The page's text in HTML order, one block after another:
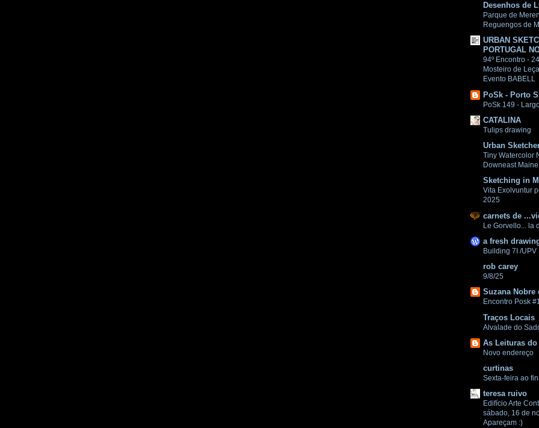
Desenhos de
Parque de
Reguengos de
URBAN
PORTUGAL
94º Encontro -
Mosteiro de
Evento BABELL
PoSk - Porto
PoSk 149 -
CATALINA
Tulips drawing
Urban
Tiny Watercolor
Downeast Maine
Sketching in
Vita Exolvuntur
2025
carnets de
Le Gorvello... la
a fresh
Building 7I /UPV
rob carey
9/8/25
Suzana Nobre
Encontro Posk
Traços Locais
Alvalade do
As Leituras do
Novo endereço
curtinas
Sexta-feira ao
teresa ruivo
Edifício Arte
sábado, 16 de
Apareçam :)